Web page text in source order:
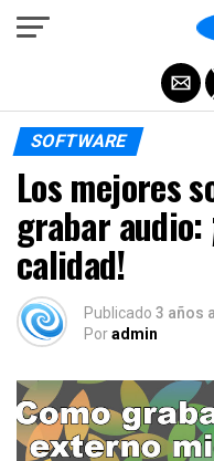
SOFTWARE
Los mejores
grabar audio:
calidad!
Publicado 3 años
Poradmin
Salir